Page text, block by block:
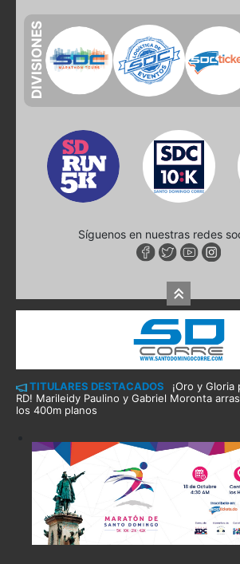
DIVISIONES
Síguenos en nuestras redes
TITULARES DESTACADOS
¡Oro y Gloria
RD! Marileidy Paulino y Gabriel Moronta
los 400m planos